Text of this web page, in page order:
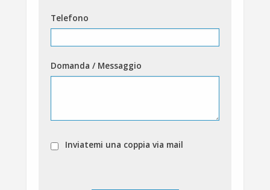
Telefono
Domanda / Messaggio
Inviatemi una coppia via mail